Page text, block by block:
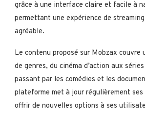
grâce à une interface claire et facile à
permettant une expérience de
agréable.
Le contenu proposé sur Mobzax couvre
de genres, du cinéma d’action aux
passant par les comédies et les
plateforme met à jour régulièrement
offrir de nouvelles options à ses